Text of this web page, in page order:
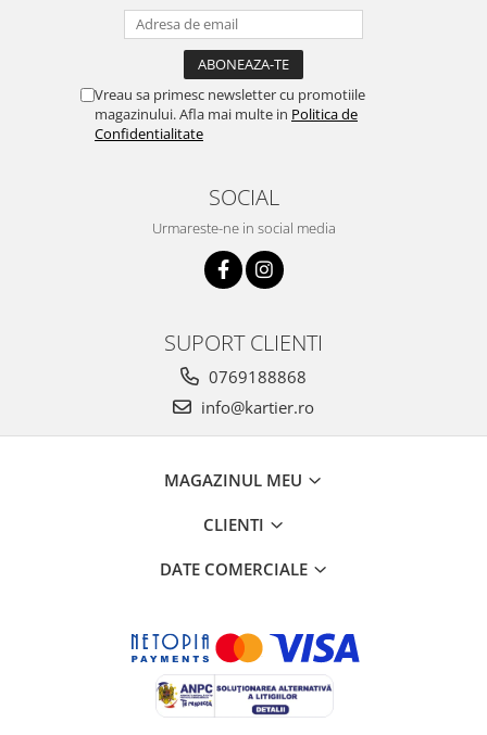
Vreau sa primesc newsletter cu promotiile
magazinului. Afla mai multe in Politica de
Confidentialitate
SOCIAL
Urmareste-ne in social media
SUPORT CLIENTI
0769188868
info@kartier.ro
MAGAZINUL MEU
CLIENTI
DATE COMERCIALE